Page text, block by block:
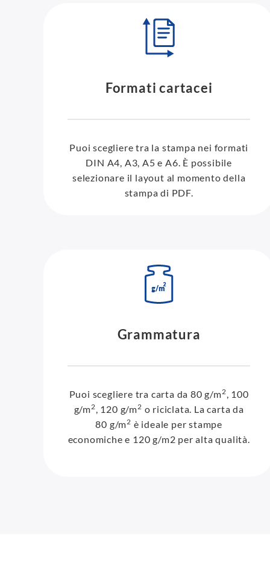
Formati cartacei
Puoi scegliere tra la stampa nei formati
DIN A4, A3, A5 e A6. È possibile
selezionare il layout al momento della
stampa di PDF.
Grammatura
Puoi scegliere tra carta da 80 g/m2, 100
g/m2, 120 g/m2 o riciclata. La carta da
80 g/m2 è ideale per stampe
economiche e 120 g/m2 per alta qualità.